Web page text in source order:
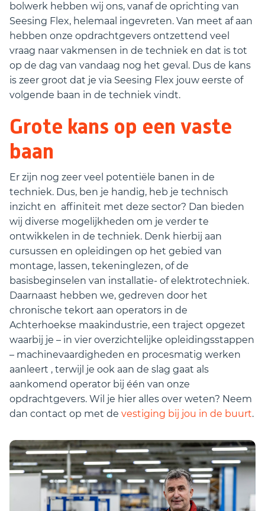
bolwerk hebben wij ons, vanaf de oprichting van
Seesing Flex, helemaal ingevreten. Van meet af aan
hebben onze opdrachtgevers ontzettend veel
vraag naar vakmensen in de techniek en dat is tot
op de dag van vandaag nog het geval. Dus de kans
is zeer groot dat je via Seesing Flex jouw eerste of
volgende baan in de techniek vindt.
Grote kans op een vaste
baan
Er zijn nog zeer veel potentiële banen in de
techniek. Dus, ben je handig, heb je technisch
inzicht en affiniteit met deze sector? Dan bieden
wij diverse mogelijkheden om je verder te
ontwikkelen in de techniek. Denk hierbij aan
cursussen en opleidingen op het gebied van
montage, lassen, tekeninglezen, of de
basisbeginselen van installatie- of elektrotechniek.
Daarnaast hebben we, gedreven door het
chronische tekort aan operators in de
Achterhoekse maakindustrie, een traject opgezet
waarbij je – in vier overzichtelijke opleidingsstappen
– machinevaardigheden en procesmatig werken
aanleert , terwijl je ook aan de slag gaat als
aankomend operator bij één van onze
opdrachtgevers. Wil je hier alles over weten? Neem
dan contact op met de vestiging bij jou in de buurt.